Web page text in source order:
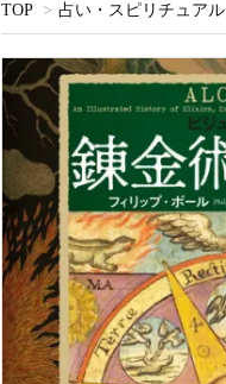
TOP > 占い・スピリチュアル